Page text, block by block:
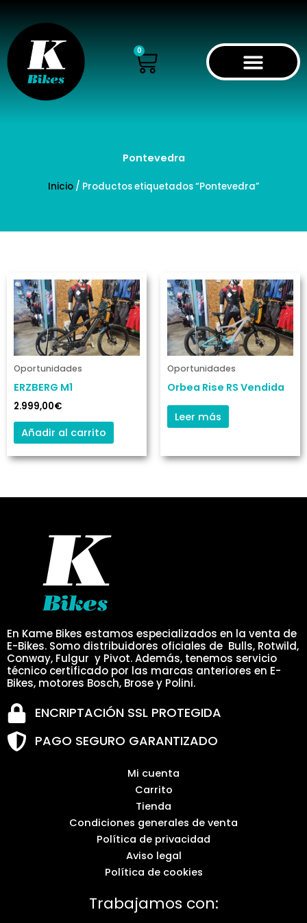
contenido
0
Cart
Pontevedra
Inicio/ Productos etiquetados “Pontevedra”
Oportunidades
ERZBERG M1
2.999,00€
Añadir al carrito
Oportunidades
Orbea Rise RS Vendida
Leer más
En Kame Bikes estamos especializados en la venta de
E-Bikes. Somo distribuidores oficiales de Bulls, Rotwild,
Conway, Fulgur y Pivot. Además, tenemos servicio
técnico certificado por las marcas anteriores en E-
Bikes, motores Bosch, Brose y Polini.
ENCRIPTACIÓN SSL PROTEGIDA
PAGO SEGURO GARANTIZADO
Mi cuenta
Carrito
Tienda
Condiciones generales de venta
Política de privacidad
Aviso legal
Política de cookies
Trabajamos con: